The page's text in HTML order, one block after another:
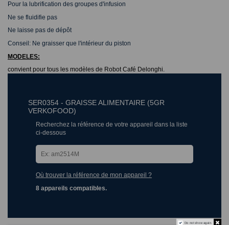
Pour la lubrification des groupes d'infusion
Ne se fluidifie pas
Ne laisse pas de dépôt
Conseil: Ne graisser que l'intérieur du piston
MODELES:
convient pour tous les modèles de Robot Café Delonghi.
SER0354 - GRAISSE ALIMENTAIRE (5GR
VERKOFOOD)
Recherchez la référence de votre appareil dans la liste
ci-dessous
Où trouver la référence de mon appareil ?
8 appareils compatibles.
Do not show again.